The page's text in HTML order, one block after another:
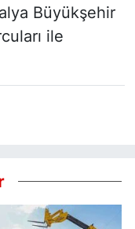
Büyükşehir
ile